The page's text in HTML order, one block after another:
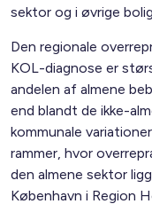
sektor og i øvrige
Den regionale
KOL-diagnose er
andelen af almene
end blandt de ikke-
kommunale
rammer, hvor
den almene sektor
København i Region